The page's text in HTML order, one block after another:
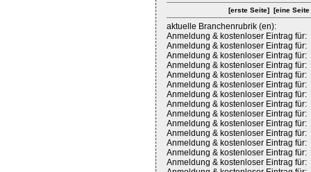
[erste Seite] [eine
aktuelle Branchenrubrik (en):
Anmeldung & kostenloser Eintrag für:
Anmeldung & kostenloser Eintrag für:
Anmeldung & kostenloser Eintrag für:
Anmeldung & kostenloser Eintrag für:
Anmeldung & kostenloser Eintrag für:
Anmeldung & kostenloser Eintrag für:
Anmeldung & kostenloser Eintrag für:
Anmeldung & kostenloser Eintrag für:
Anmeldung & kostenloser Eintrag für:
Anmeldung & kostenloser Eintrag für:
Anmeldung & kostenloser Eintrag für:
Anmeldung & kostenloser Eintrag für:
Anmeldung & kostenloser Eintrag für:
Anmeldung & kostenloser Eintrag für: